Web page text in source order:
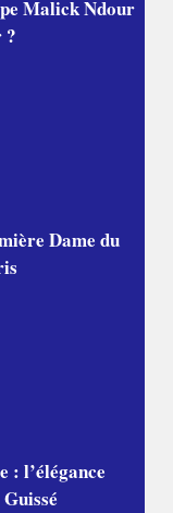
Malick Ndour
?
Dame du
: l’élégance